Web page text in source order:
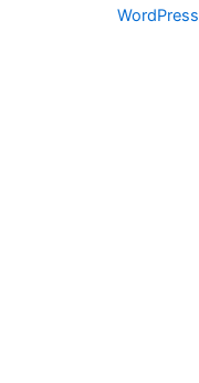
WordPress